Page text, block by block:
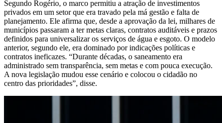
Segundo Rogério, o marco permitiu a atração de investimentos
privados em um setor que era travado pela má gestão e falta de
planejamento. Ele afirma que, desde a aprovação da lei, milhares de
municípios passaram a ter metas claras, contratos auditáveis e prazos
definidos para universalizar os serviços de água e esgoto. O modelo
anterior, segundo ele, era dominado por indicações políticas e
contratos ineficazes. “Durante décadas, o saneamento era
administrado sem transparência, sem metas e com pouca execução.
A nova legislação mudou esse cenário e colocou o cidadão no
centro das prioridades”, disse.